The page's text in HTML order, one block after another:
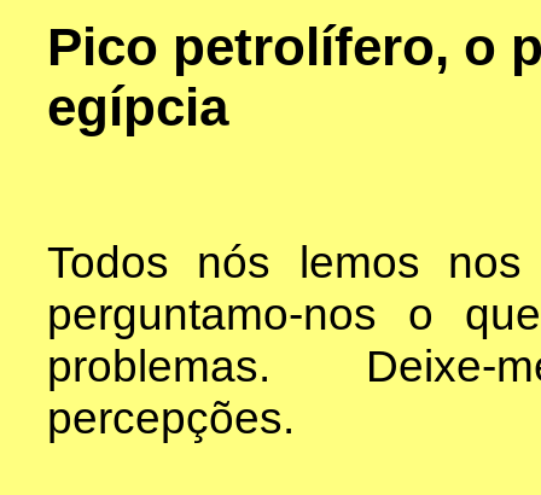
Pico petrolífero, o
egípcia
Todos nós lemos
perguntamo-nos o
problemas.
percepções.